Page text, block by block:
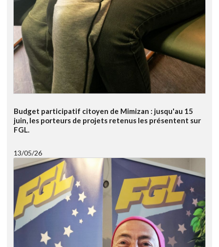
Budget participatif citoyen de Mimizan : jusqu'au 15
juin, les porteurs de projets retenus les présentent sur
FGL.
13/05/26